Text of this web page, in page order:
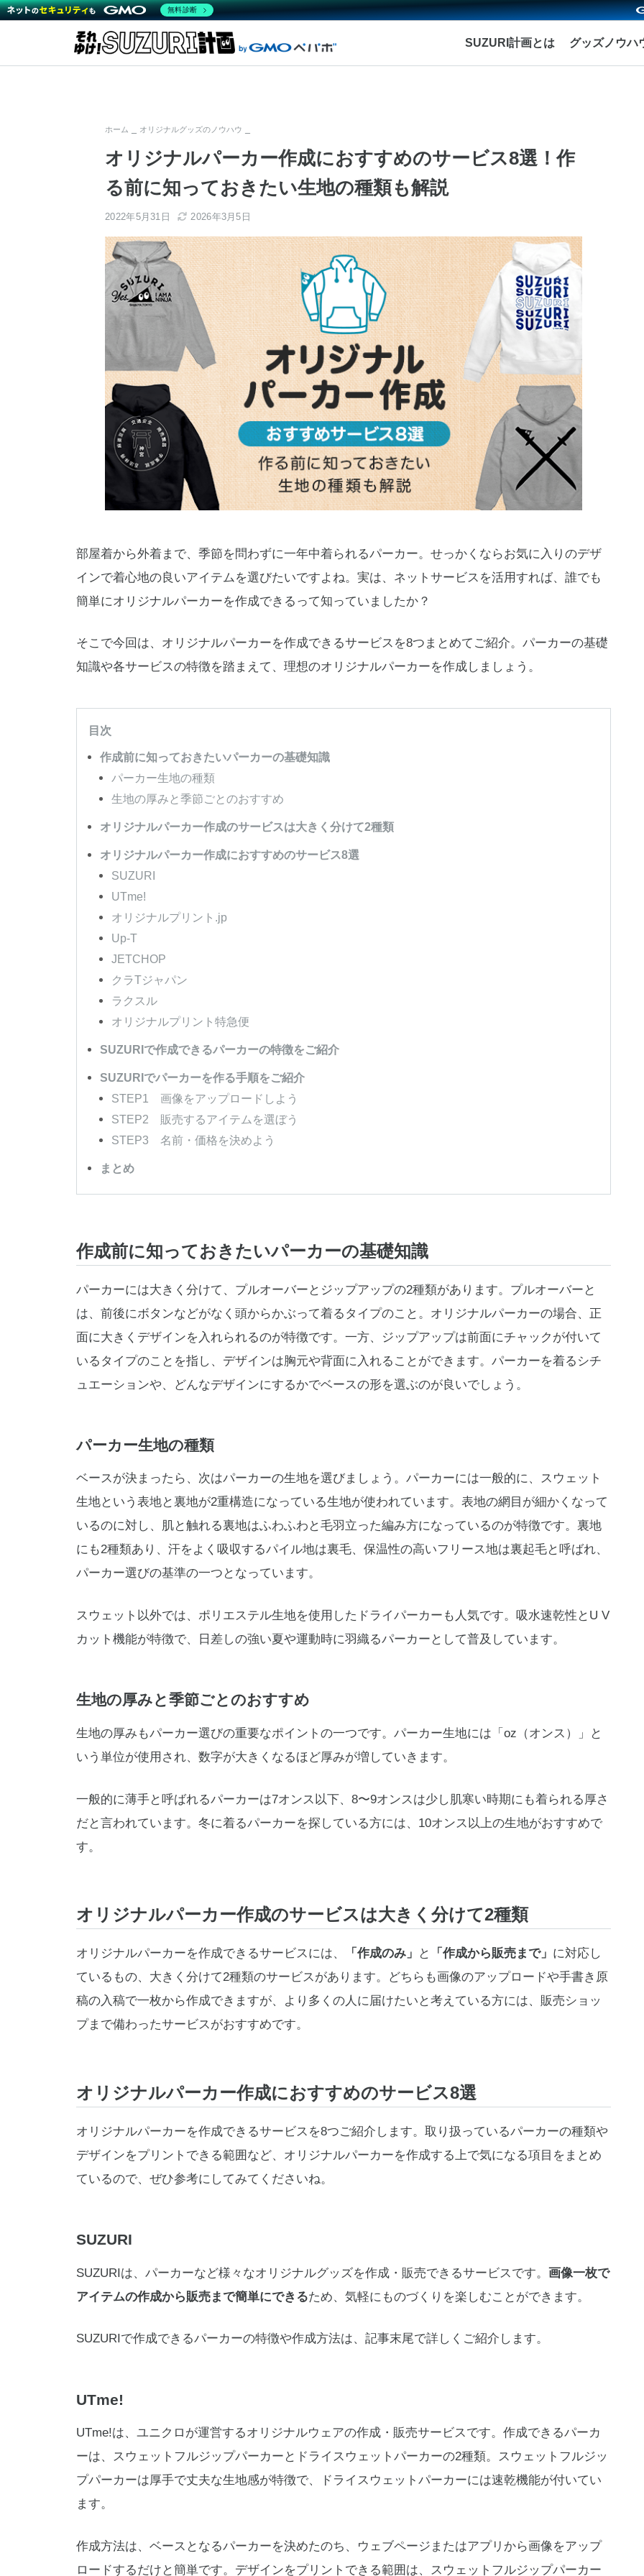
SUZURI計画とは グッズノウハ
ホーム オリジナルグッズのノウハウ
オリジナルパーカー作成におすすめのサービス8選！作
る前に知っておきたい生地の種類も解説
2022年5月31日 2026年3月5日
部屋着から外着まで、季節を問わずに一年中着られるパーカー。せっかくならお気に入りのデザ
インで着心地の良いアイテムを選びたいですよね。実は、ネットサービスを活用すれば、誰でも
簡単にオリジナルパーカーを作成できるって知っていましたか？
そこで今回は、オリジナルパーカーを作成できるサービスを8つまとめてご紹介。パーカーの基礎
知識や各サービスの特徴を踏まえて、理想のオリジナルパーカーを作成しましょう。
目次
作成前に知っておきたいパーカーの基礎知識
パーカー生地の種類
生地の厚みと季節ごとのおすすめ
オリジナルパーカー作成のサービスは大きく分けて2種類
オリジナルパーカー作成におすすめのサービス8選
SUZURI
UTme!
オリジナルプリント.jp
Up-T
JETCHOP
クラTジャパン
ラクスル
オリジナルプリント特急便
SUZURIで作成できるパーカーの特徴をご紹介
SUZURIでパーカーを作る手順をご紹介
STEP1 画像をアップロードしよう
STEP2 販売するアイテムを選ぼう
STEP3 名前・価格を決めよう
まとめ
作成前に知っておきたいパーカーの基礎知識
パーカーには大きく分けて、プルオーバーとジップアップの2種類があります。プルオーバーと
は、前後にボタンなどがなく頭からかぶって着るタイプのこと。オリジナルパーカーの場合、正
面に大きくデザインを入れられるのが特徴です。一方、ジップアップは前面にチャックが付いて
いるタイプのことを指し、デザインは胸元や背面に入れることができます。パーカーを着るシチ
ュエーションや、どんなデザインにするかでベースの形を選ぶのが良いでしょう。
パーカー生地の種類
ベースが決まったら、次はパーカーの生地を選びましょう。パーカーには一般的に、スウェット
生地という表地と裏地が2重構造になっている生地が使われています。表地の網目が細かくなって
いるのに対し、肌と触れる裏地はふわふわと毛羽立った編み方になっているのが特徴です。裏地
にも2種類あり、汗をよく吸収するパイル地は裏毛、保温性の高いフリース地は裏起毛と呼ばれ、
パーカー選びの基準の一つとなっています。
スウェット以外では、ポリエステル生地を使用したドライパーカーも人気です。吸水速乾性とU V
カット機能が特徴で、日差しの強い夏や運動時に羽織るパーカーとして普及しています。
生地の厚みと季節ごとのおすすめ
生地の厚みもパーカー選びの重要なポイントの一つです。パーカー生地には「oz（オンス）」と
いう単位が使用され、数字が大きくなるほど厚みが増していきます。
一般的に薄手と呼ばれるパーカーは7オンス以下、8〜9オンスは少し肌寒い時期にも着られる厚さ
だと言われています。冬に着るパーカーを探している方には、10オンス以上の生地がおすすめで
す。
オリジナルパーカー作成のサービスは大きく分けて2種類
オリジナルパーカーを作成できるサービスには、 「作成のみ」 と 「作成から販売まで」 に対応し
ているもの、大きく分けて2種類のサービスがあります。どちらも画像のアップロードや手書き原
稿の入稿で一枚から作成できますが、より多くの人に届けたいと考えている方には、販売ショッ
プまで備わったサービスがおすすめです。
オリジナルパーカー作成におすすめのサービス8選
オリジナルパーカーを作成できるサービスを8つご紹介します。取り扱っているパーカーの種類や
デザインをプリントできる範囲など、オリジナルパーカーを作成する上で気になる項目をまとめ
ているので、ぜひ参考にしてみてくださいね。
SUZURI
SUZURIは、パーカーなど様々なオリジナルグッズを作成・販売できるサービスです。 画像一枚で
アイテムの作成から販売まで簡単にできるため、気軽にものづくりを楽しむことができます。
SUZURIで作成できるパーカーの特徴や作成方法は、記事末尾で詳しくご紹介します。
UTme!
UTme!は、ユニクロが運営するオリジナルウェアの作成・販売サービスです。作成できるパーカ
ーは、スウェットフルジップパーカーとドライスウェットパーカーの2種類。スウェットフルジッ
プパーカーは厚手で丈夫な生地感が特徴で、ドライスウェットパーカーには速乾機能が付いてい
ます。
作成方法は、ベースとなるパーカーを決めたのち、ウェブページまたはアプリから画像をアップ
ロードするだけと簡単です。デザインをプリントできる範囲は、スウェットフルジップパーカー
無料診断